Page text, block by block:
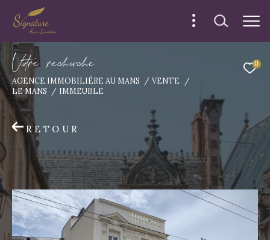
0
Vore recece
AGENCE IMMOBILIÉRE AU MANS
VENTE
LE MANS
IMMEUBLE
RETOUR